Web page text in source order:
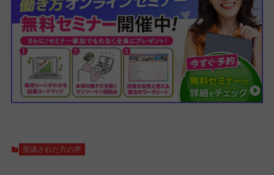
受講された方の声